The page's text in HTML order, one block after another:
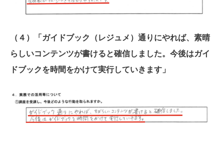
（４）「ガイドブック（レジュメ）通りにやれば、素晴
らしいコンテンツが書けると確信しました。今後はガイ
ドブックを時間をかけて実行していきます」